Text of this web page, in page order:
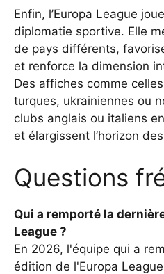
Enfin, l’Europa League
diplomatie sportive. Elle
de pays différents,
et renforce la dimension
Des affiches comme
turques, ukrainiennes ou
clubs anglais ou italiens
et élargissent l’horizon
Questions
Qui a remporté la
League ?
En 2026, l'équipe qui a
édition de l'Europa